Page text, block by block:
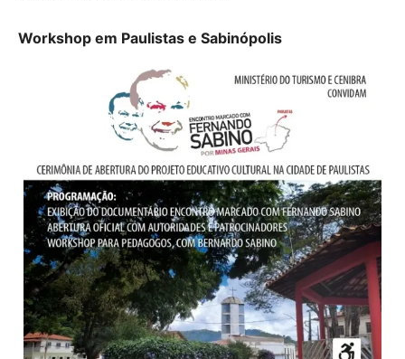
Workshop em Paulistas e Sabinópolis